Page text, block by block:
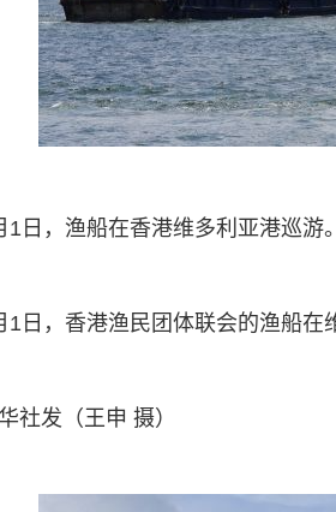
1日，渔船在香港维多利亚港巡游。
1日，香港渔民团体联会的渔船在
社发（王申 摄）